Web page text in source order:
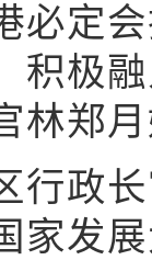
必定
积极
林郑
政长
家发